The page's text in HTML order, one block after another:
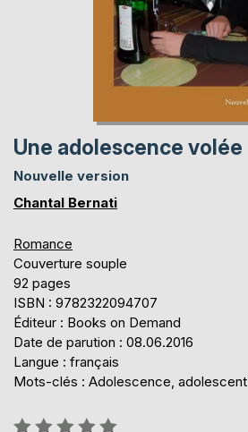
Une adolescence volée
Nouvelle version
Chantal Bernati
Romance
Couverture souple
92 pages
ISBN : 9782322094707
Éditeur : Books on Demand
Date de parution : 08.06.2016
Langue : français
Mots-clés : Adolescence, adolescent
Évaluation: